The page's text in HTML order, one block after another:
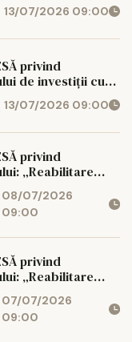
Iași – Școala
13/07/2026 09:00
privind
de investiții cu
– Colegiul
13/07/2026 09:00
privind
„Reabilitare
Iași, județul Iași
Poni, Iași”
proiectului: UAT
08/07/2026
09:00
privind
„Reabilitare
Iași, județul Iași
proiectului: UAT
07/07/2026
09:00